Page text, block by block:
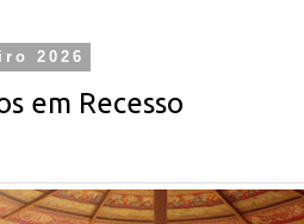
2026
em Recesso